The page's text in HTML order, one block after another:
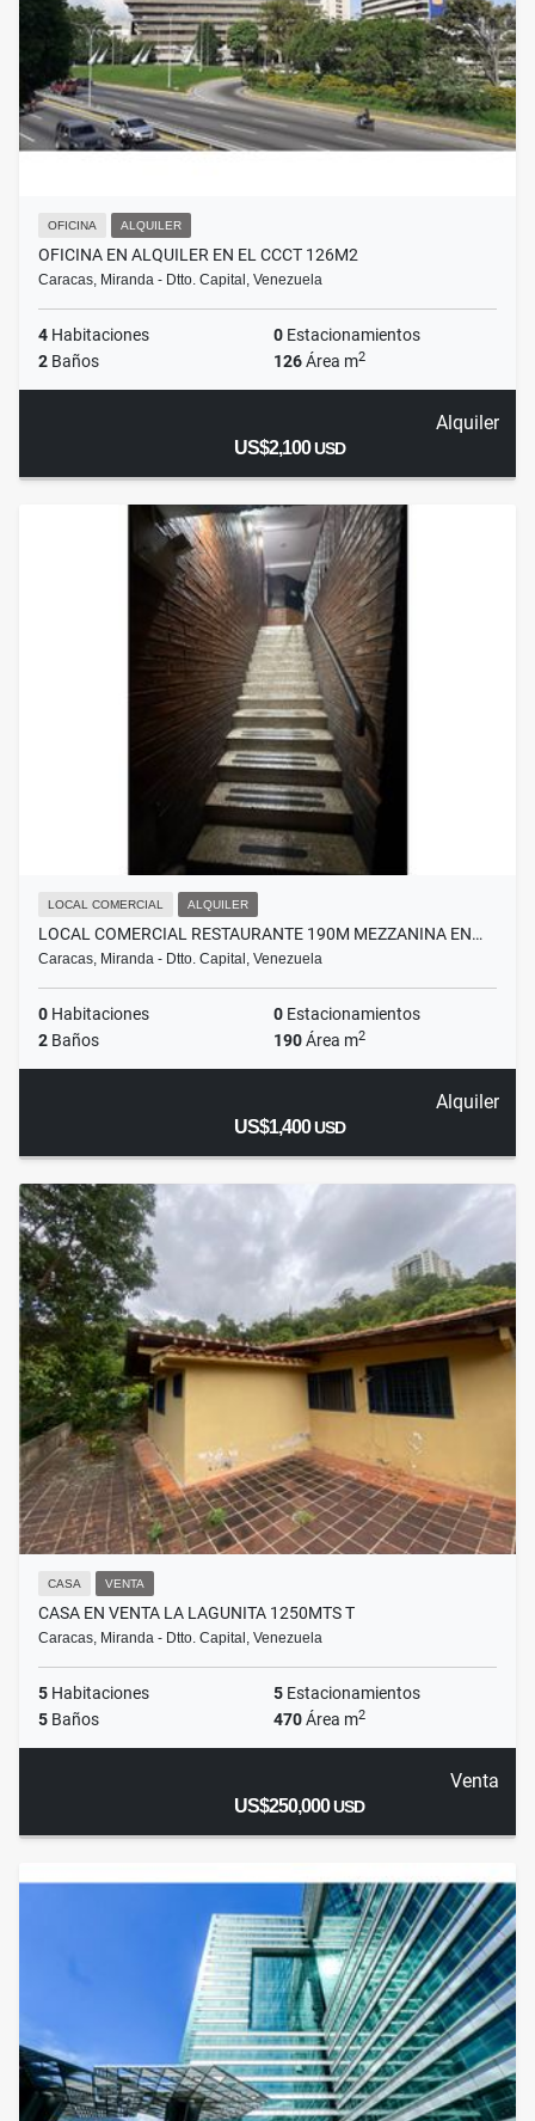
OFICINA ALQUILER
OFICINA EN ALQUILER EN EL CCCT 126M2
Caracas, Miranda - Dtto. Capital, Venezuela
4 Habitaciones 0 Estacionamientos
2 Baños 126Área m2
Alquiler
US$2,100USD
LOCAL COMERCIAL ALQUILER
LOCAL COMERCIAL RESTAURANTE 190M MEZZANINA EN…
Caracas, Miranda - Dtto. Capital, Venezuela
0 Habitaciones 0 Estacionamientos
2 Baños 190Área m2
Alquiler
US$1,400USD
CASA VENTA
CASA EN VENTA LA LAGUNITA 1250MTS T
Caracas, Miranda - Dtto. Capital, Venezuela
5 Habitaciones 5 Estacionamientos
5 Baños 470Área m2
Venta
US$250,000USD